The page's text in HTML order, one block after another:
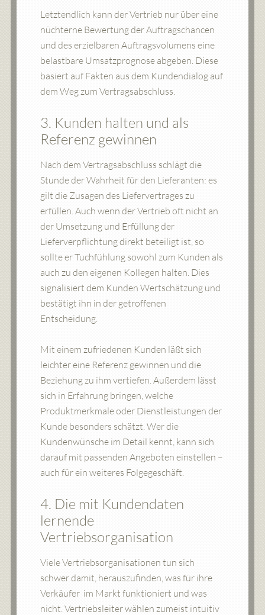
Letztendlich kann der Vertrieb nur über eine
nüchterne Bewertung der Auftragschancen
und des erzielbaren Auftragsvolumens eine
belastbare Umsatzprognose abgeben. Diese
basiert auf Fakten aus dem Kundendialog auf
dem Weg zum Vertragsabschluss.
3. Kunden halten und als
Referenz gewinnen
Nach dem Vertragsabschluss schlägt die
Stunde der Wahrheit für den Lieferanten: es
gilt die Zusagen des Liefervertrages zu
erfüllen. Auch wenn der Vertrieb oft nicht an
der Umsetzung und Erfüllung der
Lieferverpflichtung direkt beteiligt ist, so
sollte er Tuchfühlung sowohl zum Kunden als
auch zu den eigenen Kollegen halten. Dies
signalisiert dem Kunden Wertschätzung und
bestätigt ihn in der getroffenen
Entscheidung.
Mit einem zufriedenen Kunden läßt sich
leichter eine Referenz gewinnen und die
Beziehung zu ihm vertiefen. Außerdem lässt
sich in Erfahrung bringen, welche
Produktmerkmale oder Dienstleistungen der
Kunde besonders schätzt. Wer die
Kundenwünsche im Detail kennt, kann sich
darauf mit passenden Angeboten einstellen –
auch für ein weiteres Folgegeschäft.
4. Die mit Kundendaten
lernende
Vertriebsorganisation
Viele Vertriebsorganisationen tun sich
schwer damit, herauszufinden, was für ihre
Verkäufer im Markt funktioniert und was
nicht. Vertriebsleiter wählen zumeist intuitiv